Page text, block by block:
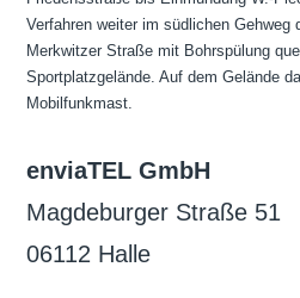
Verfahren weiter im südlichen Gehweg
Merkwitzer Straße mit Bohrspülung
Sportplatzgelände. Auf dem Gelände
Mobilfunkmast.
enviaTEL GmbH
Magdeburger Straße 51
06112 Halle